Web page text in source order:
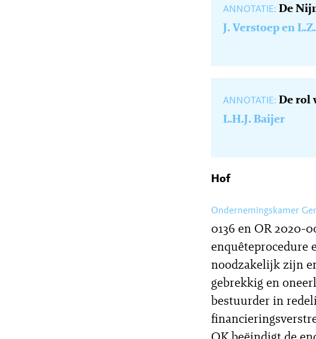
ANNOTATIE: De
J. Verstoep en
ANNOTATIE: De rol
L.H.J. Baijer
Hof
Ondernemingskamer
0136 en OR 2020-
enquêteprocedure
noodzakelijk zijn
gebrekkig en
bestuurder in